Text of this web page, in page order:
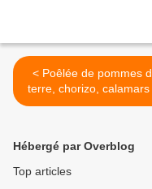
< Poêlée de pommes de
terre, chorizo, calamars
poivrons
Hébergé par Overblog
Top articles